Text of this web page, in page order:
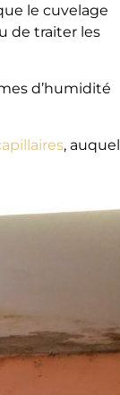
le cuvelage
de traiter les
d’humidité
, auquel